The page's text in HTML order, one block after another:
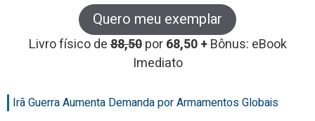
Quero meu exemplar
Livro físico de88,50 por68,50 +Bônus: eBook
Imediato
Irã Guerra Aumenta Demanda por Armamentos Globais